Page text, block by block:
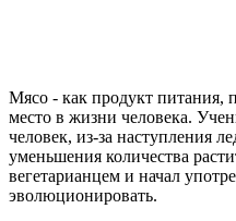
Мясо - как продукт питания,
место в жизни человека.
человек, из-за наступления
уменьшения количества
вегетарианцем и начал
эволюционировать.